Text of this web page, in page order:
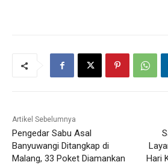
Artikel Sebelumnya
Pengedar Sabu Asal
Banyuwangi Ditangkap di
Malang, 33 Poket Diamankan
Hari